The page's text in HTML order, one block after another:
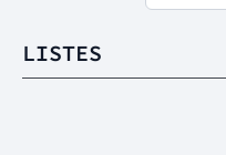
LISTES